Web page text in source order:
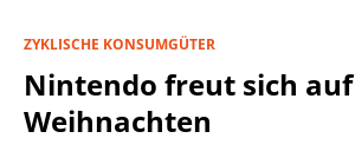
ZYKLISCHE KONSUMGÜTER
Nintendo freut sich auf
Weihnachten